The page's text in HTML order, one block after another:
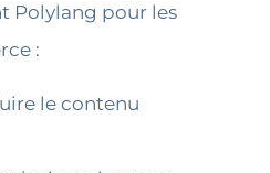
Polylang pour les
:
le contenu